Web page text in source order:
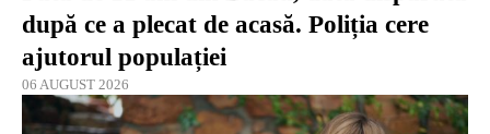
după ce a plecat de acasă. Poliția cere
ajutorul populației
06 AUGUST 2026